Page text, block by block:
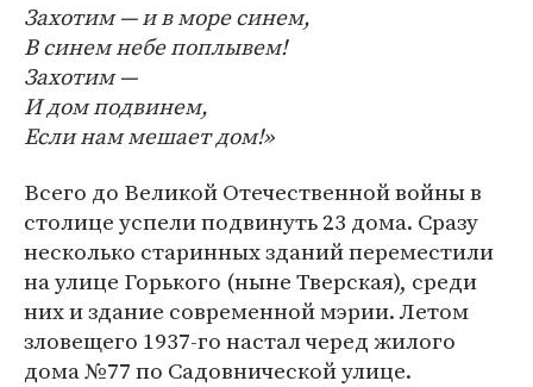
Захотим — и в море синем,
В синем небе поплывем!
Захотим —
И дом подвинем,
Если нам мешает дом!»
Всего до Великой Отечественной войны в
столице успели подвинуть 23 дома. Сразу
несколько старинных зданий переместили
на улице Горького (ныне Тверская), среди
них и здание современной мэрии. Летом
зловещего 1937-го настал черед жилого
дома №77 по Садовнической улице.